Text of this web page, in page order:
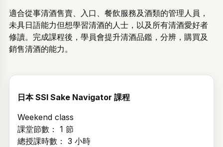
適合從事清酒售賣、入口、餐飲服務及酒類的管理人員，
未具日語能力但想學習清酒的人士，以及所有清酒愛好者
修讀。完成課程後，學員會提升清酒品鑑，分辨，購買及
銷售清酒的能力。
日本 SSI Sake Navigator 課程
Weekend class
課堂節數： 1 節
總授課時數： 3 小時